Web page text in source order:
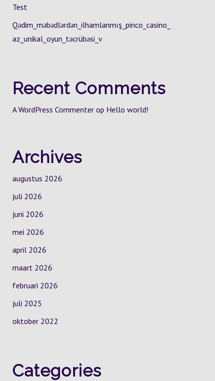
Test
Qədim_məbədlərdən_ilhamlanmış_pinco_casino_
az_unikal_oyun_təcrübəsi_v
Recent Comments
A WordPress Commenterop Hello world!
Archives
augustus 2026
juli 2026
juni 2026
mei 2026
april 2026
maart 2026
februari 2026
juli 2025
oktober 2022
Categories